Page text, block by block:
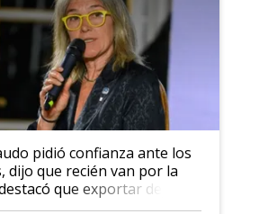
pidió confianza ante los
dijo que recién van por la
que exportar dejó de
unos pocos": "Tenemos un